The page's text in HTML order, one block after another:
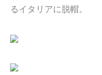
るイタリアに脱帽。